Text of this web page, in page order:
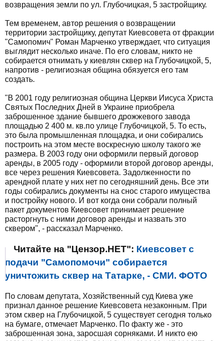
возвращения земли по ул. Глубочицкая, 5 застройщику.
Тем временем, автор решения о возвращении
территории застройщику, депутат Киевсовета от фракции
"Самопомич" Роман Марченко утверждает, что ситуация
выглядит несколько иначе. По его словам, никто не
собирается отнимать у киевлян сквер на Глубочицкой, 5,
напротив - религиозная община обязуется его там
создать.
"В 2001 году религиозная община Церкви Иисуса Христа
Святых Последних Дней в Украине приобрела
заброшенное здание бывшего дрожжевого завода
площадью 2 400 м. кв.по улице Глубочицкой, 5. То есть,
это была промышленная площадка, и они собирались
построить на этом месте воскресную школу такого же
размера. В 2003 году они оформили первый договор
аренды, в 2005 году - оформили второй договор аренды,
все через решения Киевсовета. Задолженности по
арендной плате у них нет по сегодняшний день. Все эти
годы собирались документы на снос старого имущества
и постройку нового. И вот когда они собрали полный
пакет документов Киевсовет принимает решение
расторгнуть с ними договор аренды и назвать это
сквером", - рассказал Марченко.
Читайте на "Цензор.НЕТ": Киевсовет с
подачи "Самопомочи" собирается
уничтожить сквер на Татарке, - СМИ. ФОТО
По словам депутата, Хозяйственный суд Киева уже
признал данное решение Киевсовета незаконным. При
этом сквер на Глубочицкой, 5 существует сегодня только
на бумаге, отмечает Марченко. По факту же - это
заброшенная зона, заросшая сорняками. И никто ею